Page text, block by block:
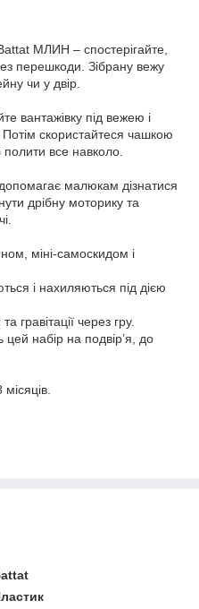
МЛИН – спостерігайте,
перешкоди. Зібрану вежу
чи у двір.
вантажівку під вежею і
Потім скористайтеся чашкою
все навколо.
малюкам дізнатися
дрібну моторику та
міні-самоскидом і
і нахиляються під дією
гравітації через гру.
цей набір на подвір’я, до